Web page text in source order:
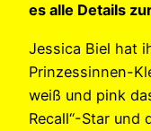
es alle Details
Jessica Biel hat
Prinzessinnen-
weiß und pink
Recall“-Star und